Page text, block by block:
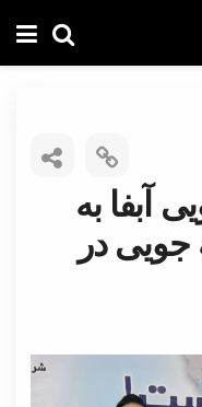
آبفا به
در